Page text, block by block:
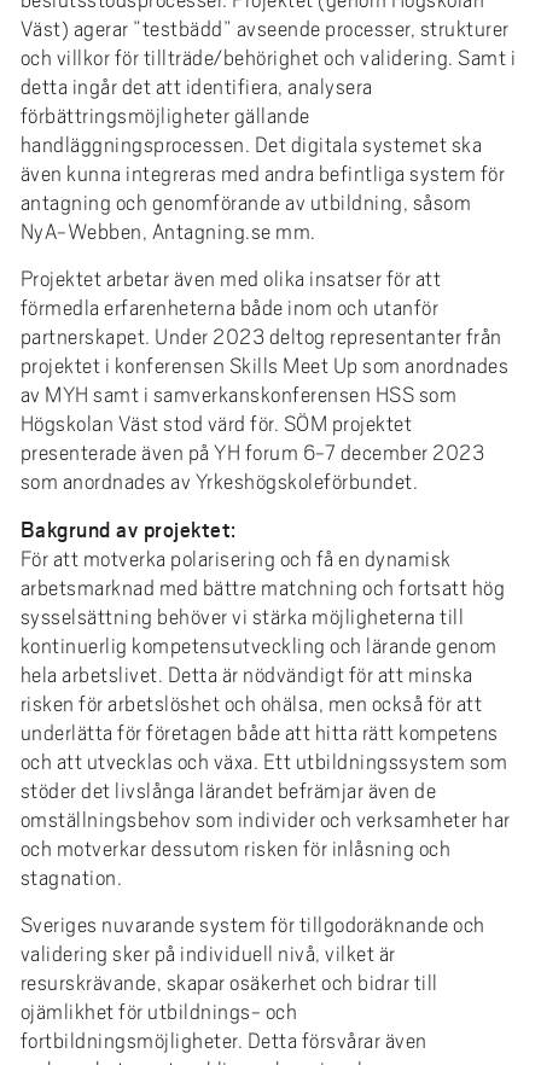
Väst) agerar ”testbädd” avseende processer, strukturer
och villkor för tillträde/behörighet och validering. Samt i
detta ingår det att identifiera, analysera
förbättringsmöjligheter gällande
handläggningsprocessen. Det digitala systemet ska
även kunna integreras med andra befintliga system för
antagning och genomförande av utbildning, såsom
NyA-Webben, Antagning.se mm.
Projektet arbetar även med olika insatser för att
förmedla erfarenheterna både inom och utanför
partnerskapet. Under 2023 deltog representanter från
projektet i konferensen Skills Meet Up som anordnades
av MYH samt i samverkanskonferensen HSS som
Högskolan Väst stod värd för. SÖM projektet
presenterade även på YH forum 6-7 december 2023
som anordnades av Yrkeshögskoleförbundet.
Bakgrund av projektet:
För att motverka polarisering och få en dynamisk
arbetsmarknad med bättre matchning och fortsatt hög
sysselsättning behöver vi stärka möjligheterna till
kontinuerlig kompetensutveckling och lärande genom
hela arbetslivet. Detta är nödvändigt för att minska
risken för arbetslöshet och ohälsa, men också för att
underlätta för företagen både att hitta rätt kompetens
och att utvecklas och växa. Ett utbildningssystem som
stöder det livslånga lärandet befrämjar även de
omställningsbehov som individer och verksamheter har
och motverkar dessutom risken för inlåsning och
stagnation.
Sveriges nuvarande system för tillgodoräknande och
validering sker på individuell nivå, vilket är
resurskrävande, skapar osäkerhet och bidrar till
ojämlikhet för utbildnings- och
fortbildningsmöjligheter. Detta försvårar även